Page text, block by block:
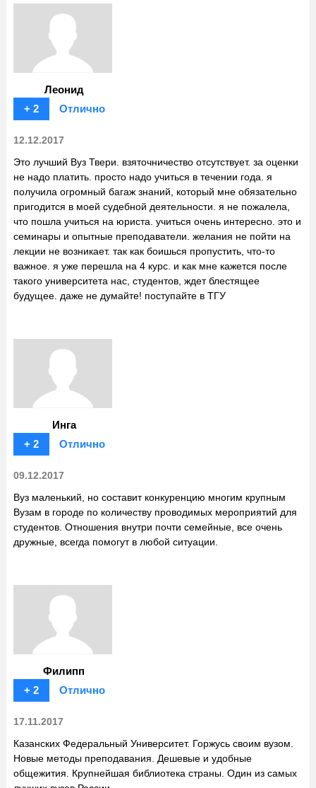
Леонид
+ 2
Отлично
12.12.2017
Это лучший Вуз Твери. взяточничество отсутствует. за оценки
не надо платить. просто надо учиться в течении года. я
получила огромный багаж знаний, который мне обязательно
пригодится в моей судебной деятельности. я не пожалела,
что пошла учиться на юриста. учиться очень интересно. это и
семинары и опытные преподаватели. желания не пойти на
лекции не возникает. так как боишься пропустить, что-то
важное. я уже перешла на 4 курс. и как мне кажется после
такого университета нас, студентов, ждет блестящее
будущее. даже не думайте! поступайте в ТГУ
Инга
+ 2
Отлично
09.12.2017
Вуз маленький, но составит конкуренцию многим крупным
Вузам в городе по количеству проводимых мероприятий для
студентов. Отношения внутри почти семейные, все очень
дружные, всегда помогут в любой ситуации.
Филипп
+ 2
Отлично
17.11.2017
Казанских Федеральный Университет. Горжусь своим вузом.
Новые методы преподавания. Дешевые и удобные
общежития. Крупнейшая библиотека страны. Один из самых